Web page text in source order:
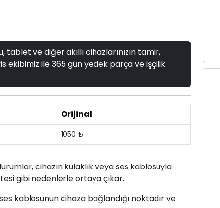
ve diğer akıllı cihazlarınızın tamir,
ekibimiz ile 365 gün yedek parça ve işçilik
Orijinal
1050 ₺
cihazın kulaklık veya ses kablosuyla
gibi nedenlerle ortaya çıkar.
kablosunun cihaza bağlandığı noktadır ve